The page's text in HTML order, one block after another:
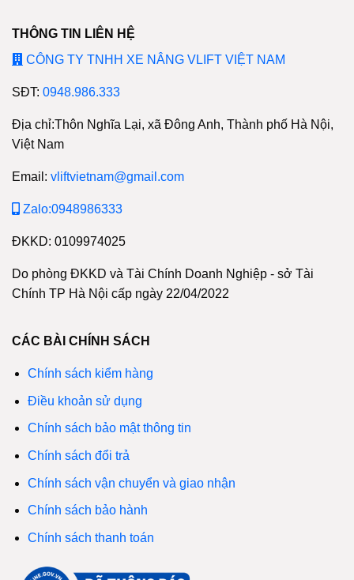
THÔNG TIN LIÊN HỆ
CÔNG TY TNHH XE NÂNG VLIFT VIỆT NAM
SĐT: 0948.986.333
Địa chỉ:Thôn Nghĩa Lại, xã Đông Anh, Thành phố Hà Nội,
Việt Nam
Email: vliftvietnam@gmail.com
Zalo:0948986333
ĐKKD: 0109974025
Do phòng ĐKKD và Tài Chính Doanh Nghiệp - sở Tài
Chính TP Hà Nội cấp ngày 22/04/2022
CÁC BÀI CHÍNH SÁCH
Chính sách kiểm hàng
Điều khoản sử dụng
Chính sách bảo mật thông tin
Chính sách đổi trả
Chính sách vận chuyển và giao nhận
Chính sách bảo hành
Chính sách thanh toán